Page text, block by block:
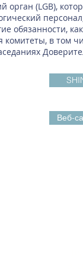
(LGB),
обязанности,
в том
Веб-